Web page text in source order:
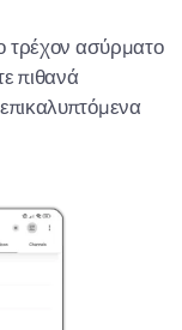
τρέχον ασύρματο
πιθανά